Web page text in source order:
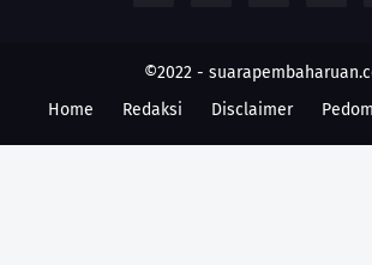
©2022 -
Home
Redaksi Disclaimer